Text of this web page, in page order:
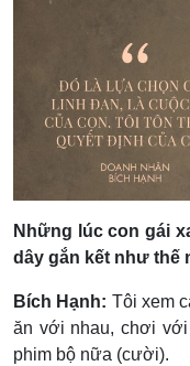
Những lúc con gái
dây gắn kết như thế
Bích Hạnh: Tôi xem
ăn với nhau, chơi
phim bộ nữa (cười).